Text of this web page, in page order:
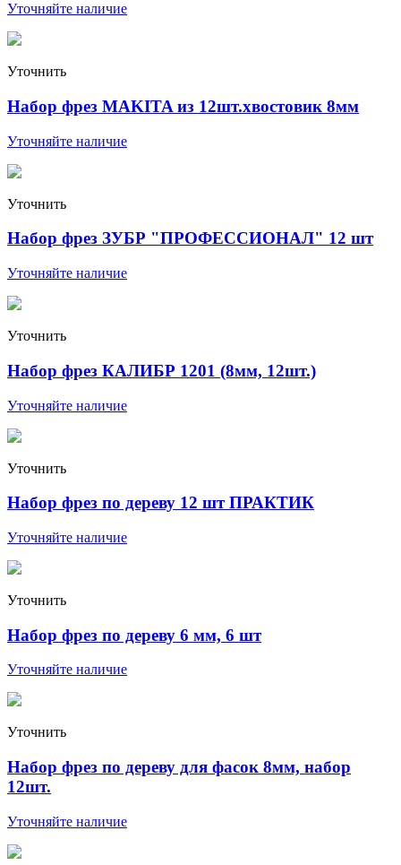
Уточняйте наличие
Уточнить
Набор фрез MAKITA из 12шт.хвостовик 8мм
Уточняйте наличие
Уточнить
Набор фрез ЗУБР "ПРОФЕССИОНАЛ" 12 шт
Уточняйте наличие
Уточнить
Набор фрез КАЛИБР 1201 (8мм, 12шт.)
Уточняйте наличие
Уточнить
Набор фрез по дереву 12 шт ПРАКТИК
Уточняйте наличие
Уточнить
Набор фрез по дереву 6 мм, 6 шт
Уточняйте наличие
Уточнить
Набор фрез по дереву для фасок 8мм, набор
12шт.
Уточняйте наличие